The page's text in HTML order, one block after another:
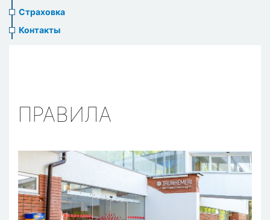
Страховка
Контакты
ПРАВИЛА